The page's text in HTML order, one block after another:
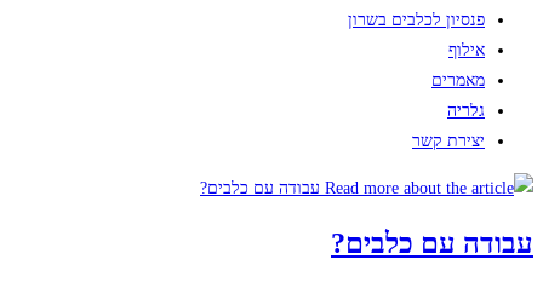
פנסיון לכלבים בשרון
אילוף
מאמרים
גלריה
יצירת קשר
עבודה עם כלבים?